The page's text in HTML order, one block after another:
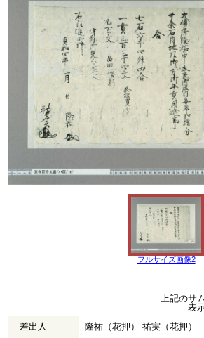
フルサイズ画像2
上記のサ
表
差出人
隆祐（花押） 祐実（花押）